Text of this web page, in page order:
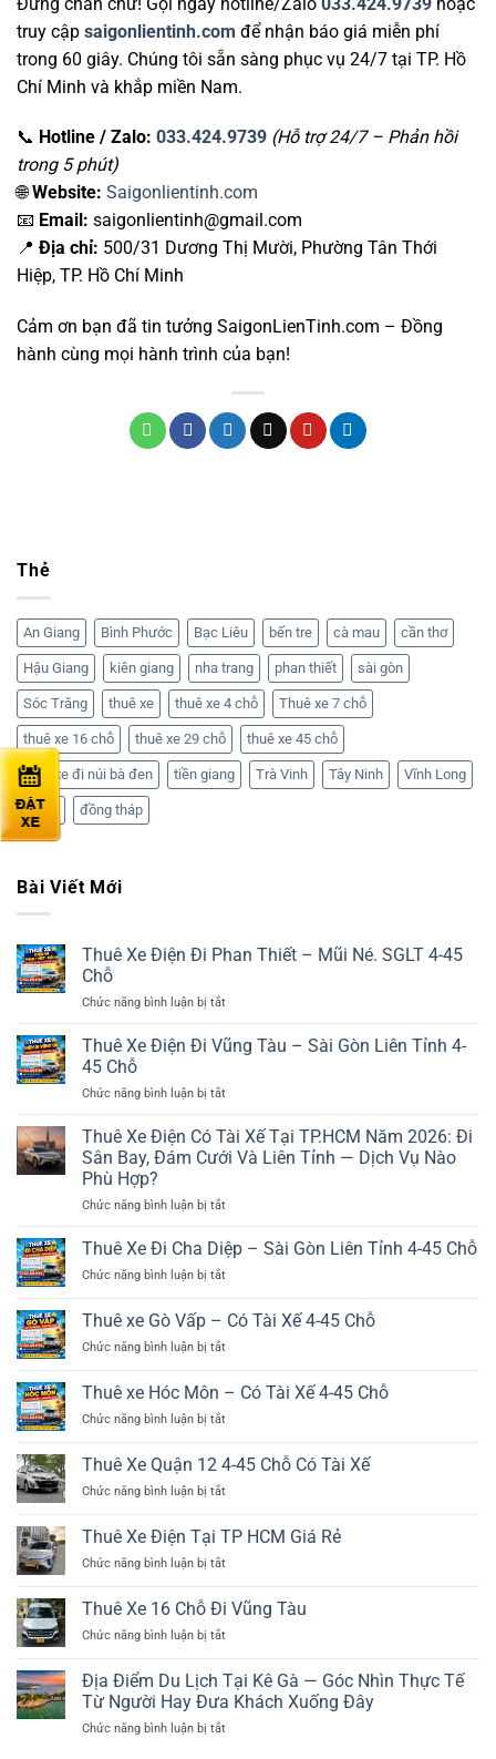
truy cập saigonlientinh.com để nhận báo giá miễn phí
trong 60 giây. Chúng tôi sẵn sàng phục vụ 24/7 tại TP. Hồ
Chí Minh và khắp miền Nam.
📞 Hotline / Zalo: 033.424.9739 (Hỗ trợ 24/7 – Phản hồi
trong 5 phút)
🌐Website: Saigonlientinh.com
📧 Email: saigonlientinh@gmail.com
📍 Địa chỉ: 500/31 Dương Thị Mười, Phường Tân Thới
Hiệp, TP. Hồ Chí Minh
Cảm ơn bạn đã tin tưởng SaigonLienTinh.com – Đồng
hành cùng mọi hành trình của bạn!
Thẻ
An Giang Bình Phước Bạc Liêu bến tre cà mau cần thơ
Hậu Giang kiên giang nha trang phan thiết sài gòn
Sóc Trăng thuê xe thuê xe 4 chỗ Thuê xe 7 chỗ
thuê xe 16 chỗ thuê xe 29 chỗ thuê xe 45 chỗ
thuê xe đi núi bà đen tiền giang Trà Vinh Tây Ninh Vĩnh Long
đà lạt đồng tháp
Bài Viết Mới
Thuê Xe Điện Đi Phan Thiết – Mũi Né. SGLT 4-45
Chỗ
Chức năng bình luận bị tắtở
Xe
Điện
Phan
–
Mũi
4-
Chỗ
Thuê Xe Điện Đi Vũng Tàu – Sài Gòn Liên Tỉnh 4-
45 Chỗ
Chức năng bình luận bị tắtở
Xe
Điện
Đi
Tàu
Sài
Gòn
Liên
4-
Thuê Xe Điện Có Tài Xế Tại TP.HCM Năm 2026: Đi
Sân Bay, Đám Cưới Và Liên Tỉnh — Dịch Vụ Nào
Phù Hợp?
Chức năng bình luận bị tắtở
Xe
Điện
Có
Xế
TP.HCM
2026:
Đám
Cưới
Tỉnh
—
Vụ
Nào
Phù
Thuê Xe Đi Cha Diệp – Sài Gòn Liên Tỉnh 4-45 Chỗ
Chức năng bình luận bị tắtở
Xe
Đi
Cha
Gòn
Tỉnh
Thuê xe Gò Vấp – Có Tài Xế 4-45 Chỗ
Chức năng bình luận bị tắtở
Vấp
Có
Xế
45
Thuê xe Hóc Môn – Có Tài Xế 4-45 Chỗ
Chức năng bình luận bị tắtở
xe
Hóc
Môn
Có
Xế
45
Thuê Xe Quận 12 4-45 Chỗ Có Tài Xế
Chức năng bình luận bị tắtở
Xe
Quận
12
45
Có
Xế
Thuê Xe Điện Tại TP HCM Giá Rẻ
Chức năng bình luận bị tắtở
Xe
Điện
Tại
HCM
Giá
Thuê Xe 16 Chỗ Đi Vũng Tàu
Chức năng bình luận bị tắtở
Xe
16
Chỗ
Đi
Địa Điểm Du Lịch Tại Kê Gà — Góc Nhìn Thực Tế
Từ Người Hay Đưa Khách Xuống Đây
Chức năng bình luận bị tắtở